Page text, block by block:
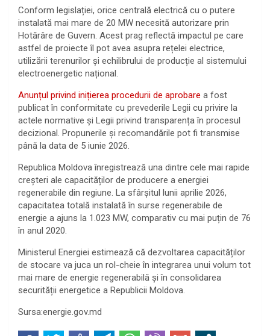
Conform legislației, orice centrală electrică cu o putere
instalată mai mare de 20 MW necesită autorizare prin
Hotărâre de Guvern. Acest prag reflectă impactul pe care
astfel de proiecte îl pot avea asupra rețelei electrice,
utilizării terenurilor și echilibrului de producție al sistemului
electroenergetic național.
Anunțul privind inițierea procedurii de aprobare a fost
publicat în conformitate cu prevederile Legii cu privire la
actele normative și Legii privind transparența în procesul
decizional. Propunerile și recomandările pot fi transmise
până la data de 5 iunie 2026.
Republica Moldova înregistrează una dintre cele mai rapide
creșteri ale capacităților de producere a energiei
regenerabile din regiune. La sfârșitul lunii aprilie 2026,
capacitatea totală instalată în surse regenerabile de
energie a ajuns la 1.023 MW, comparativ cu mai puțin de 76
în anul 2020.
Ministerul Energiei estimează că dezvoltarea capacităților
de stocare va juca un rol-cheie în integrarea unui volum tot
mai mare de energie regenerabilă și în consolidarea
securității energetice a Republicii Moldova.
Sursa:energie.gov.md